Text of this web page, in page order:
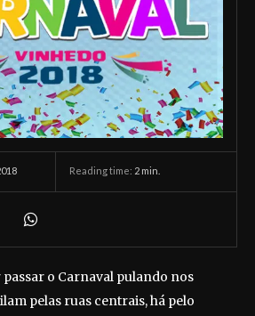
Reading time: 2 min.
o Carnaval pulando nos
pelas ruas centrais, há pelo